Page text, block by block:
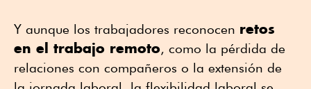
Y aunque los trabajadores reconocen retos
en el trabajo remoto, como la pérdida de
relaciones con compañeros o la extensión de